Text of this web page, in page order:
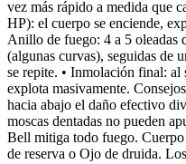
vez más rápido a medida que
HP): el cuerpo se enciende,
Anillo de fuego: 4 a 5 oleadas
(algunas curvas), seguidas de
se repite. • Inmolación final: al
explota masivamente.
hacia abajo el daño efectivo
moscas dentadas no pueden
Bell mitiga todo fuego. Cuerpo
de reserva o Ojo de druida.